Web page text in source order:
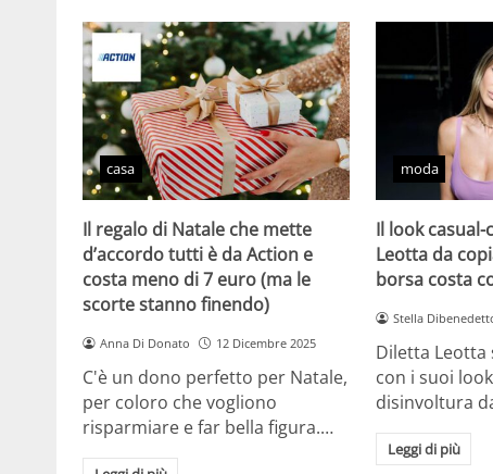
casa
Il regalo di Natale che mette
d’accordo tutti è da Action e
costa meno di 7 euro (ma le
scorte stanno finendo)
Anna Di Donato 12 Dicembre 2025
C'è un dono perfetto per Natale,
per coloro che vogliono
risparmiare e far bella figura.…
moda
Il look
Leotta da
borsa costa
Stella
Diletta Leotta
con i suoi
disinvoltura
Leggi di più